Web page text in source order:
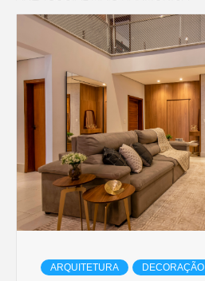
ARQUITETURA DECORAÇÃO